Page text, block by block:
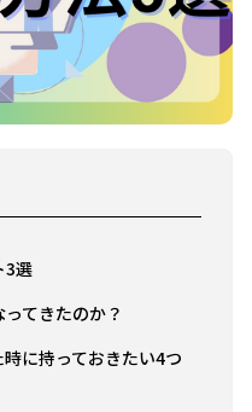
3選
てきたのか？
に持っておきたい4つ